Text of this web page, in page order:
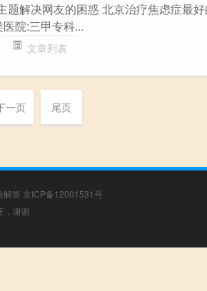
题解决网友的困惑 北京治疗焦虑症最
院:三甲专科...
文章列表
一页 尾页
解答 京ICP备12001531号
，谢谢